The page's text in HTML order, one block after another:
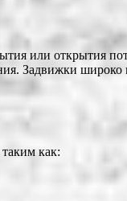
или открытия
Задвижки
как: